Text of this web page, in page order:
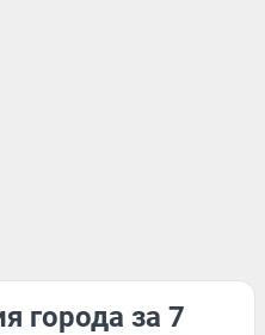
города за 7